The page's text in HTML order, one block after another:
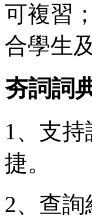
可複習
合學生
夯詞詞
1、支
捷。
2、查